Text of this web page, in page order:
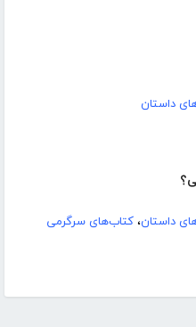
داستان
داستان، کتاب‌های سرگرمی